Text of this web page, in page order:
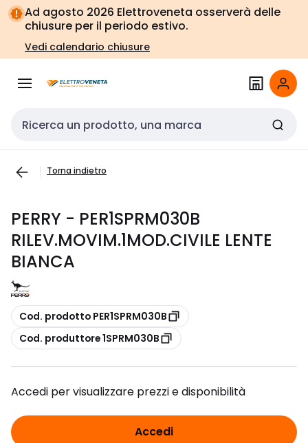
Vai alla
navigazione
Vai
alla
pagina
Ad agosto 2026 Elettroveneta osserverà delle
chiusure per il periodo estivo.
Vedi calendario chiusure
Cerca input
Torna indietro
PERRY - PER1SPRM030B
RILEV.MOVIM.1MOD.CIVILE LENTE
BIANCA
copia
Cod. prodotto PER1SPRM030B
copia
Cod. produttore 1SPRM030B
Accedi per visualizzare prezzi e disponibilità
Accedi